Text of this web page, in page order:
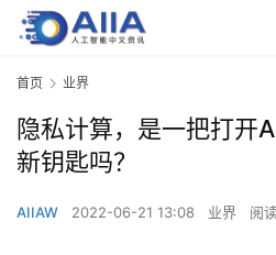
首页 业界
隐私计算，是一把打开
新钥匙吗？
AIIAW 2022-06-21 13:08 业界 阅